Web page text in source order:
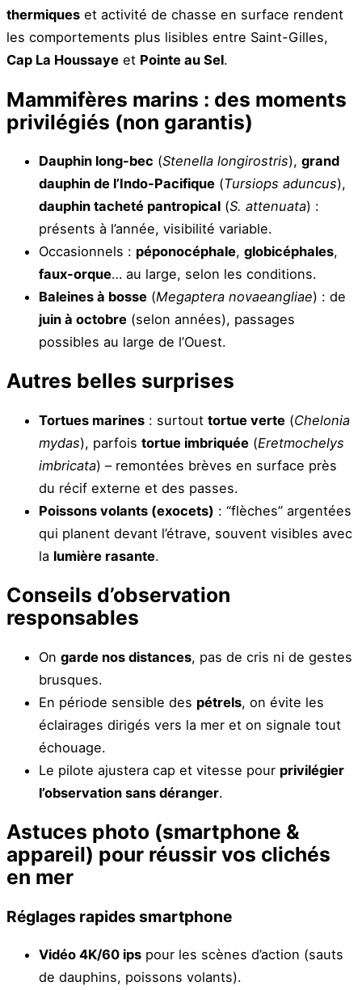
thermiques et activité de chasse en surface rendent
les comportements plus lisibles entre Saint-Gilles,
Cap La Houssaye et Pointe au Sel.
Mammifères marins : des moments
privilégiés (non garantis)
Dauphin long-bec (Stenella longirostris), grand
dauphin de l’Indo-Pacifique (Tursiops aduncus),
dauphin tacheté pantropical (S. attenuata) :
présents à l’année, visibilité variable.
Occasionnels : péponocéphale, globicéphales,
faux-orque… au large, selon les conditions.
Baleines à bosse (Megaptera novaeangliae) : de
juin à octobre (selon années), passages
possibles au large de l’Ouest.
Autres belles surprises
Tortues marines : surtout tortue verte (Chelonia
mydas), parfois tortue imbriquée (Eretmochelys
imbricata) – remontées brèves en surface près
du récif externe et des passes.
Poissons volants (exocets) : “flèches” argentées
qui planent devant l’étrave, souvent visibles avec
la lumière rasante.
Conseils d’observation
responsables
On garde nos distances, pas de cris ni de gestes
brusques.
En période sensible des pétrels, on évite les
éclairages dirigés vers la mer et on signale tout
échouage.
Le pilote ajustera cap et vitesse pour privilégier
l’observation sans déranger.
Astuces photo (smartphone &
appareil) pour réussir vos clichés
en mer
Réglages rapides smartphone
Vidéo 4K/60 ips pour les scènes d’action (sauts
de dauphins, poissons volants).